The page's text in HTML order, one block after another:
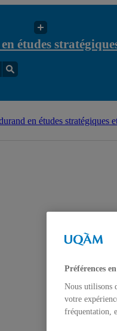
études
en études stratégiques
Préférences
Nous utilisons
votre
fréquentation,